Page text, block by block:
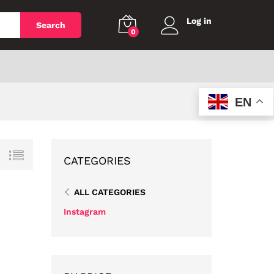
Search
0
Log in
CATEGORIES
ALL CATEGORIES
Instagram
EN